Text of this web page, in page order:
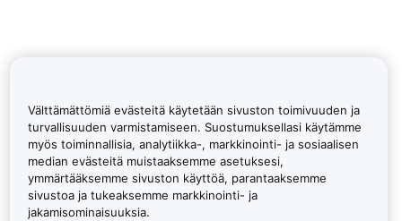
Välttämättömiä evästeitä käytetään sivuston toimivuuden ja
turvallisuuden varmistamiseen. Suostumuksellasi käytämme
myös toiminnallisia, analytiikka-, markkinointi- ja sosiaalisen
median evästeitä muistaaksemme asetuksesi,
ymmärtääksemme sivuston käyttöä, parantaaksemme
sivustoa ja tukeaksemme markkinointi- ja
jakamisominaisuuksia.